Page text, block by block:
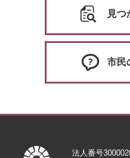
見つ
市民
法人番号